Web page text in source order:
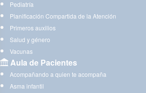
Pediatría
Planificación Compartida de la Atención
Primeros auxilios
Salud y género
Vacunas
Aula de Pacientes
Acompañando a quien te acompaña
Asma infantil